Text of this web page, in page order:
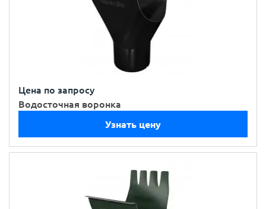
Цена по запросу
Водосточная воронка
Узнать цену